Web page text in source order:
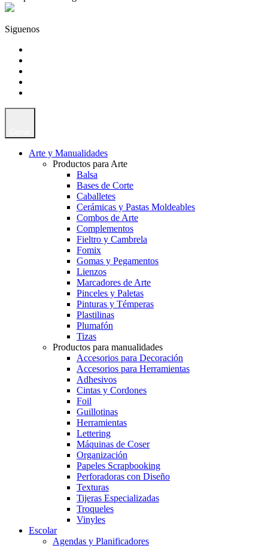
Siguenos
Arte y Manualidades
Productos para Arte
Balsa
Bases de Corte
Caballetes
Cerámicas y Pastas Moldeables
Combos de Arte
Complementos
Fieltro y Cambrela
Fomix
Gomas y Pegamentos
Lienzos
Marcadores de Arte
Pinceles y Paletas
Pinturas y Témperas
Plastilinas
Plumafón
Tizas
Productos para manualidades
Accesorios para Decoración
Accesorios para Herramientas
Adhesivos
Cintas y Cordones
Foil
Guillotinas
Herramientas
Lettering
Máquinas de Coser
Organización
Papeles Scrapbooking
Perforadoras con Diseño
Texturas
Tijeras Especializadas
Troqueles
Vinyles
Escolar
Agendas y Planificadores